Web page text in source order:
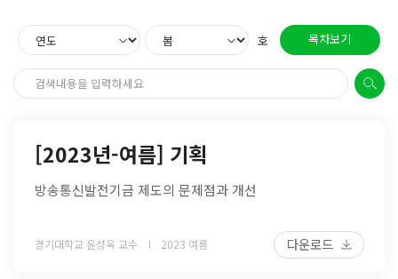
호 목차보기
[2023년-여름] 기획
방송통신발전기금 제도의 문제점과 개선
경기대학교 윤성옥 교수 2023 여름 다운로드